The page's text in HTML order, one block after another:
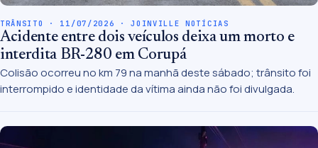
TRÂNSITO · 11/07/2026 · JOINVILLE NOTÍCIAS
Acidente entre dois veículos deixa um morto e
interdita BR-280 em Corupá
Colisão ocorreu no km 79 na manhã deste sábado; trânsito foi
interrompido e identidade da vítima ainda não foi divulgada.